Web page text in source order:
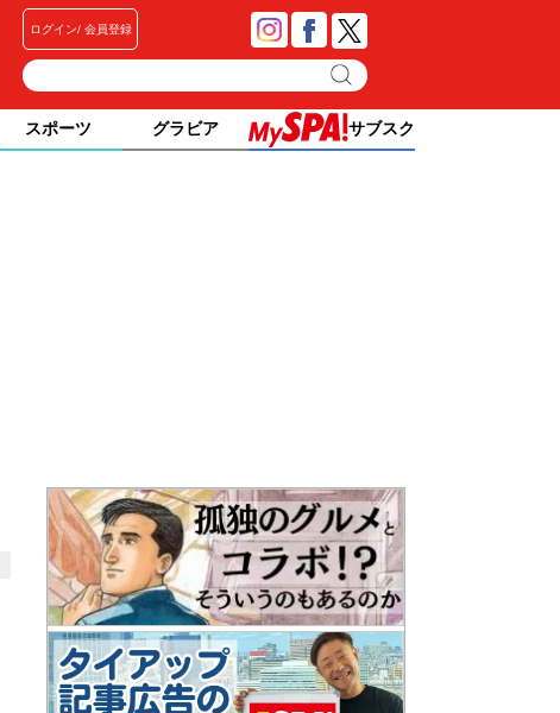
ログイン 会員登録
スポーツ グラビア サブスク